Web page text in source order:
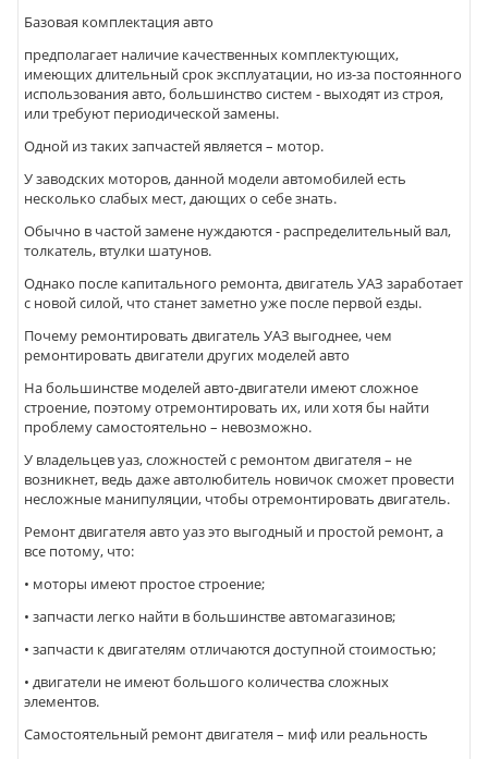
Базовая комплектация авто
предполагает наличие качественных комплектующих,
имеющих длительный срок эксплуатации, но из-за постоянного
использования авто, большинство систем - выходят из строя,
или требуют периодической замены.
Одной из таких запчастей является – мотор.
У заводских моторов, данной модели автомобилей есть
несколько слабых мест, дающих о себе знать.
Обычно в частой замене нуждаются - распределительный вал,
толкатель, втулки шатунов.
Однако после капитального ремонта, двигатель УАЗ заработает
с новой силой, что станет заметно уже после первой езды.
Почему ремонтировать двигатель УАЗ выгоднее, чем
ремонтировать двигатели других моделей авто
На большинстве моделей авто-двигатели имеют сложное
строение, поэтому отремонтировать их, или хотя бы найти
проблему самостоятельно – невозможно.
У владельцев уаз, сложностей с ремонтом двигателя – не
возникнет, ведь даже автолюбитель новичок сможет провести
несложные манипуляции, чтобы отремонтировать двигатель.
Ремонт двигателя авто уаз это выгодный и простой ремонт, а
все потому, что:
• моторы имеют простое строение;
• запчасти легко найти в большинстве автомагазинов;
• запчасти к двигателям отличаются доступной стоимостью;
• двигатели не имеют большого количества сложных
элементов.
Самостоятельный ремонт двигателя – миф или реальность